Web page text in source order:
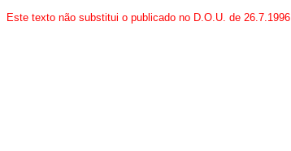
Este texto não substitui o publicado no D.O.U. de 26.7.1996